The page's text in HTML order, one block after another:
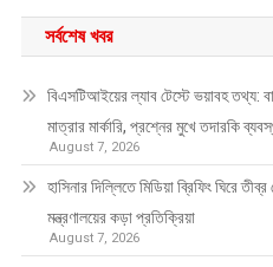
সর্বশেষ খবর
বিএসটিআইয়ের ল্যাব টেস্টে ভয়াবহ তথ্য:
মাত্রার মার্কারি, প্রশ্নের মুখে তদারকি
August 7, 2026
হাসিনার দিল্লিতে মিডিয়া ব্রিফিং ঘিরে
মন্ত্রণালয়ের কড়া প্রতিক্রিয়া
August 7, 2026